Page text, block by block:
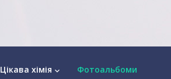
Цікава хімія keyboard_arrow_down Фотоальбоми